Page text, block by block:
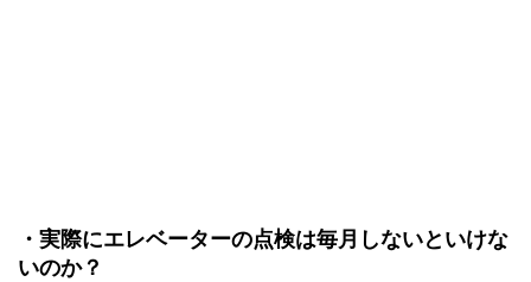
・実際にエレベーターの点検は毎月しないといけな
いのか？